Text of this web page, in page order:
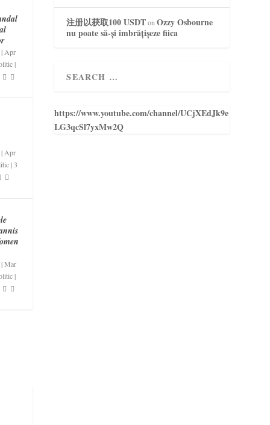
| Apr
|
| Apr
|3
|Mar
|
注册以获取100 USDTonOzzy Osbourne
nu poate să-și îmbrățișeze fiica
https://www.youtube.com/channel/UCjXEdJk9e
LG3qcSl7yxMw2Q